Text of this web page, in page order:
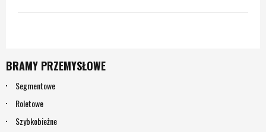
BRAMY PRZEMYSŁOWE
Segmentowe
Roletowe
Szybkobieżne